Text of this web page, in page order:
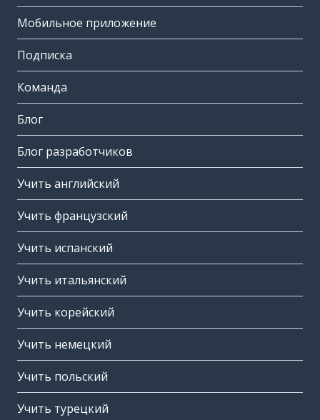
Мобильное приложение
Подписка
Команда
Блог
Блог разработчиков
Учить английский
Учить французский
Учить испанский
Учить итальянский
Учить корейский
Учить немецкий
Учить польский
Учить турецкий